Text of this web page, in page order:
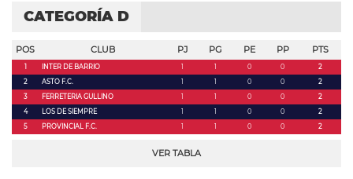
CATEGORÍA D
POS CLUB PJ PG PE PP PTS
1 INTER DE BARRIO 1 1 0 0
2
2
ASTO F.C. 1 1 0 0
2
3
FERRETERIA GULLINO 1 1 0 0
2
4
LOS DE SIEMPRE 1 1 0 0
2
5
PROVINCIAL F.C. 1 1 0 0 2
VER TABLA